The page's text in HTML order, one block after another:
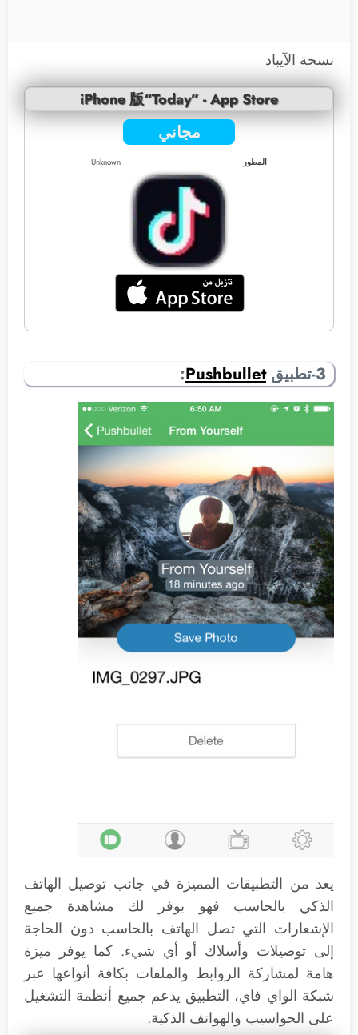
نسخة الآيباد
iPhone 版“Today” - App Store
مجاني
المطور Unknown
3-تطبيق Pushbullet
:
يعد من التطبيقات المميزة في جانب توصيل الهاتف
الذكي بالحاسب فهو يوفر لك مشاهدة جميع
الإشعارات التي تصل الهاتف بالحاسب دون الحاجة
إلى توصيلات وأسلاك أو أي شيء. كما يوفر ميزة
هامة لمشاركة الروابط والملفات بكافة أنواعها عبر
شبكة الواي فاي، التطبيق يدعم جميع أنظمة التشغيل
على الحواسيب والهواتف الذكية.